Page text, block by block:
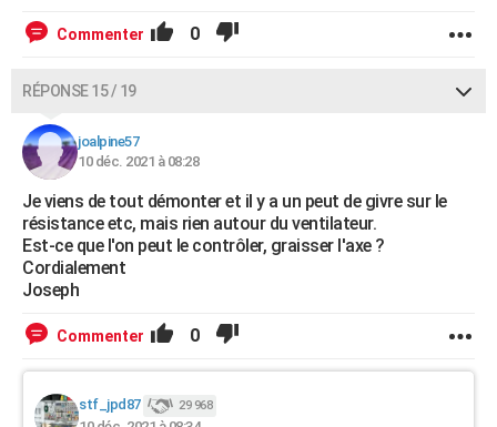
Commenter 0
RÉPONSE 15 / 19
joalpine57
10 déc. 2021 à 08:28
Je viens de tout démonter et il y a un peut de givre sur le
résistance etc, mais rien autour du ventilateur.
Est-ce que l'on peut le contrôler, graisser l'axe ?
Cordialement
Joseph
Commenter 0
stf_jpd87 29 968